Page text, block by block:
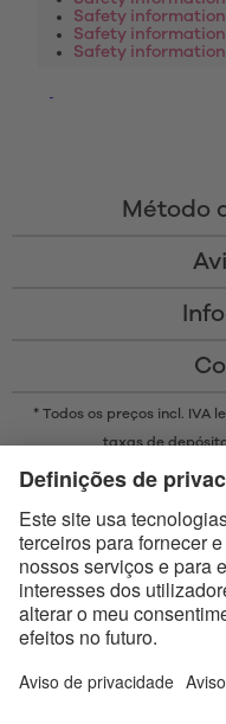
Safety
Safety
Safety
Método
* Todos os preços incl. IVA
taxas de
* A marca Bluetooth® e
Satisfyer
Apple, o logótipo da Apple
Apple Inc. O Google Play